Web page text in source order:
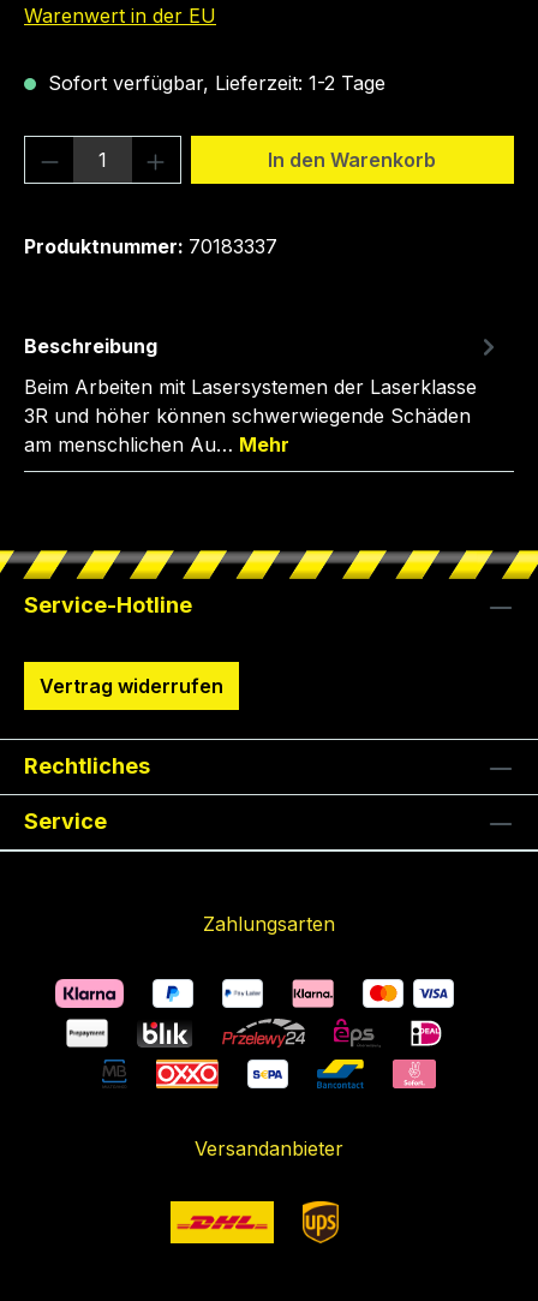
Warenwert in der EU
Sofort verfügbar, Lieferzeit: 1-2 Tage
Produkt Anzahl: Gib denIn den Warenkorb
Produktnummer: 70183337
Beschreibung
Beim Arbeiten mit Lasersystemen der Laserklasse
3R und höher können schwerwiegende Schäden
am menschlichen Au… Mehr
Service-Hotline
Vertrag widerrufen
Rechtliches
Service
Zahlungsarten
Versandanbieter